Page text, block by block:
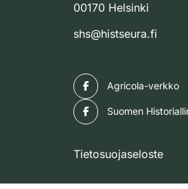
00170 Helsinki
shs@histseura.fi
Agricola-verkko
Suomen
Tietosuojaseloste